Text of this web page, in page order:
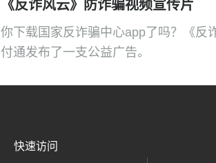
《反诈风云》防诈骗视频宣传片
你下载国家反诈骗中心app了吗？《反
付通发布了一支公益广告。
快速访问